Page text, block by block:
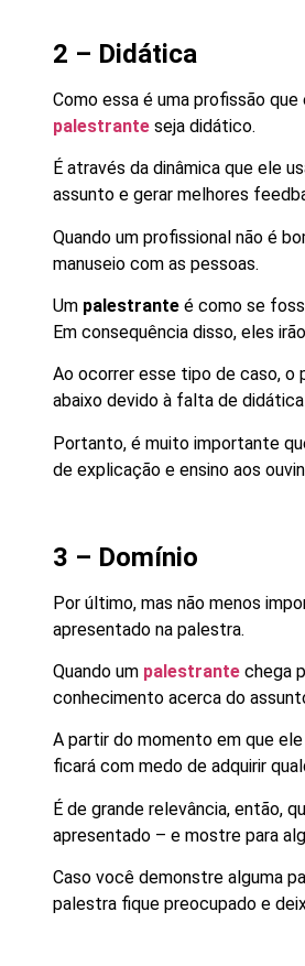
2 – Didática
Como essa é uma profissão
palestrante seja didático.
É através da dinâmica que ele
assunto e gerar melhores
Quando um profissional não é
manuseio com as pessoas.
Um palestrante é como se
Em consequência disso, eles
Ao ocorrer esse tipo de caso, o
abaixo devido à falta de
Portanto, é muito importante
de explicação e ensino aos
3 – Domínio
Por último, mas não menos
apresentado na palestra.
Quando um palestrante chega
conhecimento acerca do
A partir do momento em que
ficará com medo de adquirir
É de grande relevância, então,
apresentado – e mostre para
Caso você demonstre alguma
palestra fique preocupado e